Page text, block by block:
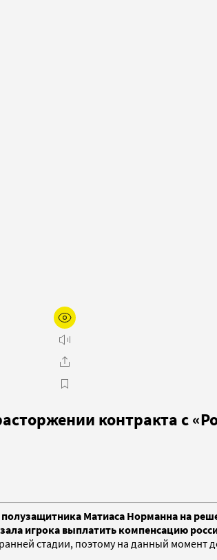
контракта с
Матиаса Норманна на
игрока выплатить компенсацию
стадии, поэтому на данный